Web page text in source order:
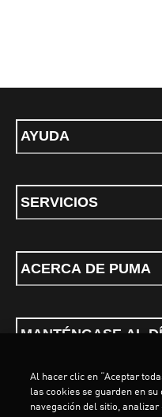
AYUDA
SERVICIOS
ACERCA DE PUMA
MANTÉNGASE AL
Al hacer clic en “Aceptar
las cookies se guarden en
navegación del sitio,